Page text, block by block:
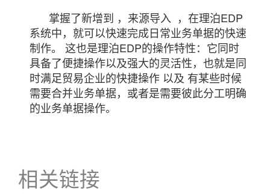
掌握了新增到 ，来源导入 ，在理泊EDP
系统中，就可以快速完成日常业务单据的快速
制作。 这也是理泊EDP的操作特性：它同时
具备了便捷操作以及强大的灵活性，也就是同
时满足贸易企业的快捷操作 以及 有某些时候
需要合并业务单据，或者是需要彼此分工明确
的业务单据操作。
相关链接